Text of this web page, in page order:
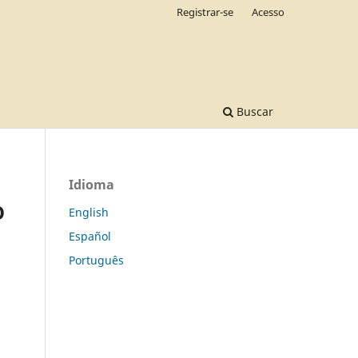
Buscar
Registrar-se Acesso
Idioma
English
Español
Português